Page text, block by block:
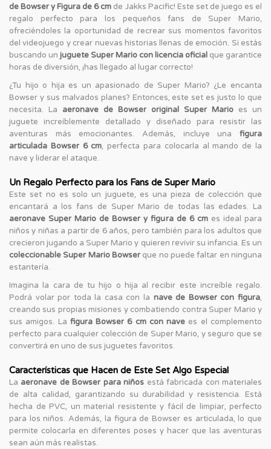
de Bowser y Figura de 6 cm de Jakks Pacific! Este set de juego es el
regalo perfecto para los pequeños fans de Super Mario,
ofreciéndoles la oportunidad de recrear sus momentos favoritos
del videojuego y crear nuevas historias llenas de emoción. Si estás
buscando un juguete Super Mario con licencia oficial que garantice
horas de diversión, ¡has llegado al lugar correcto!
¿Tu hijo o hija es un apasionado de Super Mario? ¿Le encanta
Bowser y sus malvados planes? Entonces, este set es justo lo que
necesita. La aeronave de Bowser original Super Mario es un
juguete increíblemente detallado y diseñado para resistir las
aventuras más emocionantes. Además, incluye una figura
articulada Bowser 6 cm, perfecta para colocarla al mando de la
nave y liderar el ataque.
Un Regalo Perfecto para los Fans de Super Mario
Este set no es solo un juguete, es una pieza de colección que
encantará a los fans de Super Mario de todas las edades. La
aeronave Super Mario de Bowser y figura de 6 cmes ideal para
niños y niñas a partir de 6 años, pero también para los adultos que
crecieron jugando a Super Mario y quieren revivir su infancia. Es un
coleccionable Super Mario Bowser que no puede faltar en ninguna
estantería.
Imagina la cara de tu hijo o hija al recibir este increíble regalo.
Podrá volar por toda la casa con la nave de Bowser con figura,
creando sus propias misiones y combatiendo contra Super Mario y
sus amigos. La figura Bowser 6 cm con nave es el complemento
perfecto para cualquier colección de Super Mario, y seguro que se
convertirá en uno de sus juguetes favoritos.
Características que Hacen de Este Set Algo Especial
La aeronave de Bowser para niños está fabricada con materiales
de alta calidad, garantizando su durabilidad y resistencia. Está
hecha de PVC, un material resistente y fácil de limpiar, perfecto
para los niños. Además, la figura de Bowser es articulada, lo que
permite colocarla en diferentes poses y hacer que las aventuras
sean aún más realistas.